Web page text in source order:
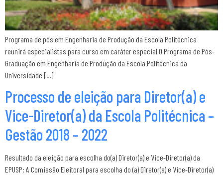
Programa de pós em Engenharia de Produção da Escola Politécnica
reunirá especialistas para curso em caráter especial O Programa de Pós-
Graduação em Engenharia de Produção da Escola Politécnica da
Universidade […]
Processo de eleição para Diretor(a) e
Vice-Diretor(a) da Escola Politécnica –
Gestão 2018 – 2022
Resultado da eleição para escolha do(a) Diretor(a) e Vice-Diretor(a) da
EPUSP: A Comissão Eleitoral para escolha do (a) Diretor(a) e Vice-Diretor(a)